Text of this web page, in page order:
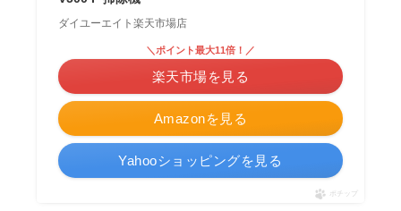
ダイユーエイト楽天市場店
Amazonを見る
＼ポイント最大11倍！／
楽天市場を見る
Yahooショッピングを見る
ポチップ